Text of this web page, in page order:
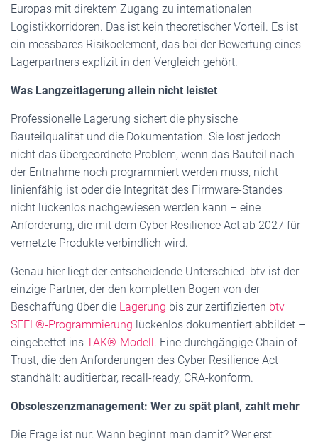
Europas mit direktem Zugang zu internationalen
Logistikkorridoren. Das ist kein theoretischer Vorteil. Es ist
ein messbares Risikoelement, das bei der Bewertung eines
Lagerpartners explizit in den Vergleich gehört.
Was Langzeitlagerung allein nicht leistet
Professionelle Lagerung sichert die physische
Bauteilqualität und die Dokumentation. Sie löst jedoch
nicht das übergeordnete Problem, wenn das Bauteil nach
der Entnahme noch programmiert werden muss, nicht
linienfähig ist oder die Integrität des Firmware-Standes
nicht lückenlos nachgewiesen werden kann – eine
Anforderung, die mit dem Cyber Resilience Act ab 2027 für
vernetzte Produkte verbindlich wird.
Genau hier liegt der entscheidende Unterschied: btv ist der
einzige Partner, der den kompletten Bogen von der
Beschaffung über die Lagerung bis zur zertifizierten btv
SEEL®-Programmierung lückenlos dokumentiert abbildet –
eingebettet ins TAK®-Modell. Eine durchgängige Chain of
Trust, die den Anforderungen des Cyber Resilience Act
standhält: auditierbar, recall-ready, CRA-konform.
Obsoleszenzmanagement: Wer zu spät plant, zahlt mehr
Die Frage ist nur: Wann beginnt man damit? Wer erst